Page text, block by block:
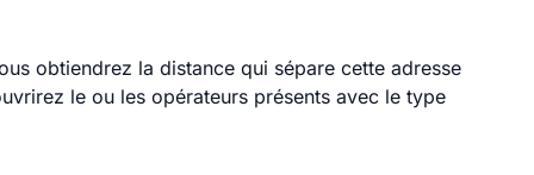
obtiendrez la distance qui sépare cette adresse
le ou les opérateurs présents avec le type